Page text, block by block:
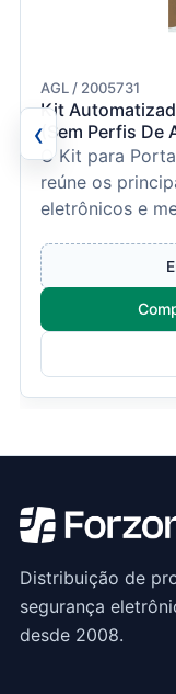
‹
AGL / 2005731
Kit
(Sem Perfis De
O Kit para
reúne os
eletrônicos e
Distribuição de
segurança
desde 2008.